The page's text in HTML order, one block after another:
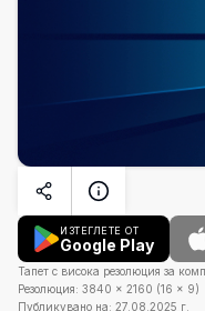
ИЗТЕГЛЕТЕ ОТ
Google Play
Тапет с висока резолюция за
Резолюция: 3840 × 2160 (16 × 9)
Публикувано на: 27.08.2025 г.